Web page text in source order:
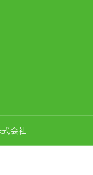
会社